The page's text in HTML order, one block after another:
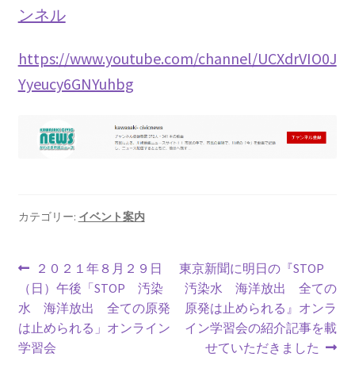
2016.3 .13 第5回原発ゼロへのカウントダウンinかわさ
2017.3.12 第6回原発ゼロへのカウントダウンinかわさ
き 集会
2018.3.11 第７回原発ゼロへのカウントダウンinかわ
さき集会
さき 集会
さき集会
2023.6.25（日）映画「原発をとめた裁判長 そして
原発をとめる農家たち」上映会を開催
ンネル
https://www.youtube.com/channel/UCXdrVIO0J
Yyeucy6GNYuhbg
カテゴリー: イベント案内
投
稿
ナ
ビ
前
の
投
稿:
２０２１年８月２９日
（日）午後「STOP 汚染
水 海洋放出 全ての原発
は止められる」オンライン
学習会
次
の
投
稿:
東京新聞に明日の『STOP
汚染水 海洋放出 全ての
原発は止められる』オンラ
イン学習会の紹介記事を載
せていただきました